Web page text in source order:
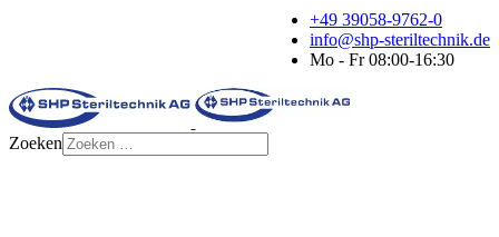
+49 39058-9762-0
info@shp-steriltechnik.de
Mo - Fr 08:00-16:30
Zoeken